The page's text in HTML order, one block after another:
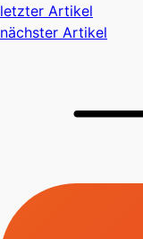
letzter Artikel
nächster Artikel